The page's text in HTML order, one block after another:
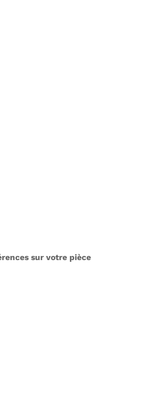
sur votre pièce